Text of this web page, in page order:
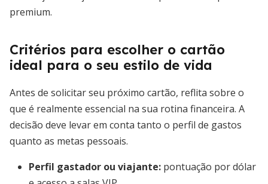
premium.
Critérios para escolher o cartão
ideal para o seu estilo de vida
Antes de solicitar seu próximo cartão, reflita sobre o
que é realmente essencial na sua rotina financeira. A
decisão deve levar em conta tanto o perfil de gastos
quanto as metas pessoais.
Perfil gastador ou viajante: pontuação por dólar